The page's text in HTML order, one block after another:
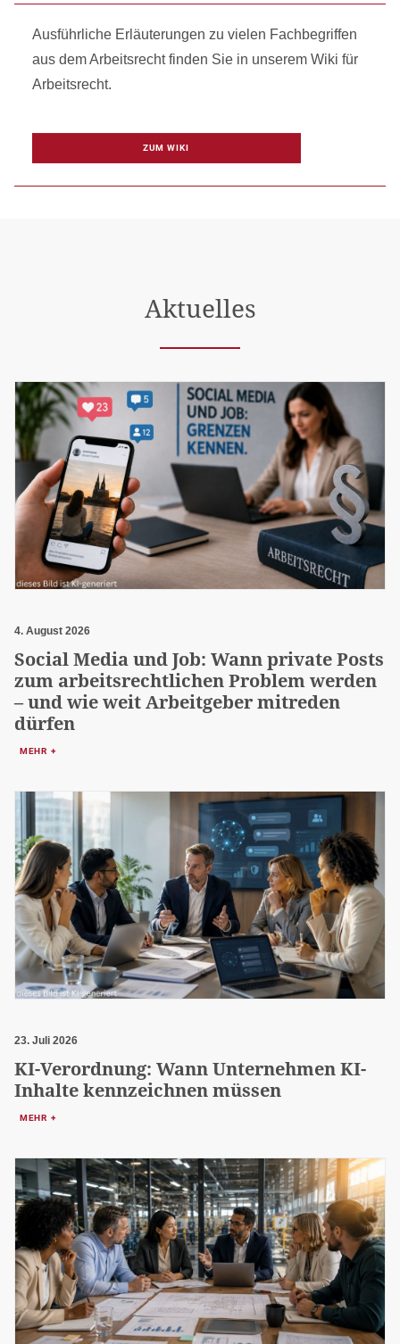
Ausführliche Erläuterungen zu vielen Fachbegriffen
aus dem Arbeitsrecht finden Sie in unserem Wiki für
Arbeitsrecht.
ZUM WIKI
Aktuelles
4. August 2026
Social Media und Job: Wann private Posts
zum arbeitsrechtlichen Problem werden
– und wie weit Arbeitgeber mitreden
dürfen
MEHR +
23. Juli 2026
KI-Verordnung: Wann Unternehmen KI-
Inhalte kennzeichnen müssen
MEHR +